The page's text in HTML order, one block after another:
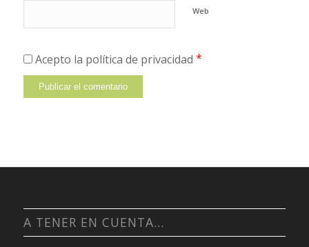
Web
Acepto la política de privacidad *
A TENER EN CUENTA…